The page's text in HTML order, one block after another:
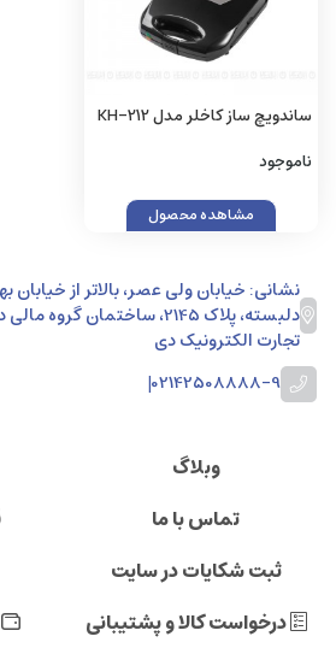
ساندویچ ساز کاخلر مدل KH-212
ناموجود
مشاهده محصول
نشانی: خیابان ولی عصر، بالاتر از
دلبسته، پلاک 2145، ساختمان
تجارت الکترونیک دی
02142508888-9
|
وبلاگ
تماس با ما
ثبت شکایات در سایت
درخواست کالا و پشتیبانی